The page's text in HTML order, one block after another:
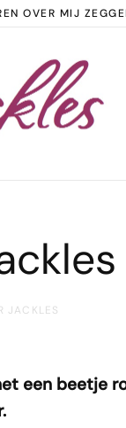
OVER MIJ
JACKLES
een beetje